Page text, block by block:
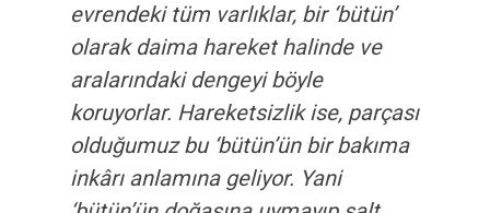
evrendeki tüm varlıklar, bir ‘bütün’
olarak daima hareket halinde ve
aralarındaki dengeyi böyle
koruyorlar. Hareketsizlik ise, parçası
olduğumuz bu ‘bütün’ün bir bakıma
inkârı anlamına geliyor. Yani